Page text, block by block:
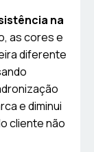
na
as cores e
diferente
e diminui
cliente não